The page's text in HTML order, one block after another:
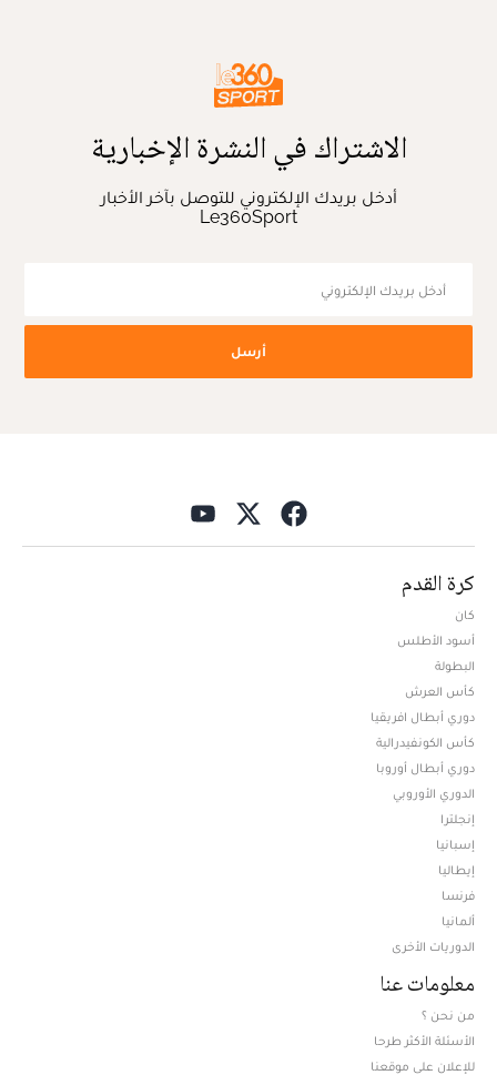
الاشتراك في النشرة الإخبارية
أدخل بريدك الإلكتروني للتوصل بآخر الأخبار
Le360Sport
أرسل
كرة القدم
كان
أسود الأطلس
البطولة
كأس العرش
دوري أبطال افريقيا
كأس الكونفيدرالية
دوري أبطال أوروبا
الدوري الأوروبي
إنجلترا
إسبانيا
إيطاليا
فرنسا
ألمانيا
الدوريات الأخرى
معلومات عنا
من نحن ؟
الأسئلة الأكثر طرحا
للإعلان على موقعنا